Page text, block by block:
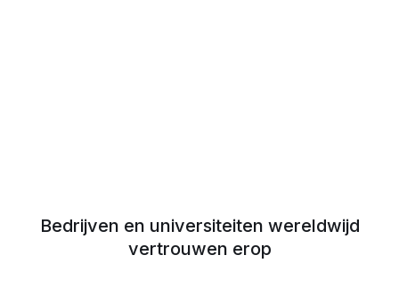
Bedrijven en universiteiten wereldwijd
vertrouwen erop